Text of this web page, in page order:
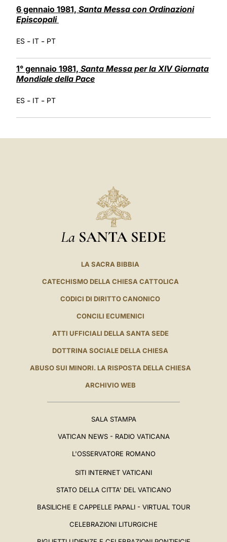
6 gennaio 1981, Santa Messa con Ordinazioni
Episcopali
ES - IT - PT
1° gennaio 1981, Santa Messa per la XIV Giornata
Mondiale della Pace
ES - IT - PT
La SANTA SEDE
LA SACRA BIBBIA
CATECHISMO DELLA CHIESA CATTOLICA
CODICI DI DIRITTO CANONICO
CONCILI ECUMENICI
ATTI UFFICIALI DELLA SANTA SEDE
DOTTRINA SOCIALE DELLA CHIESA
ABUSO SUI MINORI. LA RISPOSTA DELLA CHIESA
ARCHIVIO WEB
SALA STAMPA
VATICAN NEWS - RADIO VATICANA
L'OSSERVATORE ROMANO
SITI INTERNET VATICANI
STATO DELLA CITTA' DEL VATICANO
BASILICHE E CAPPELLE PAPALI - VIRTUAL TOUR
CELEBRAZIONI LITURGICHE